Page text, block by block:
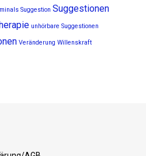
Suggestion Suggestionen
unhörbare Suggestionen
Veränderung Willenskraft